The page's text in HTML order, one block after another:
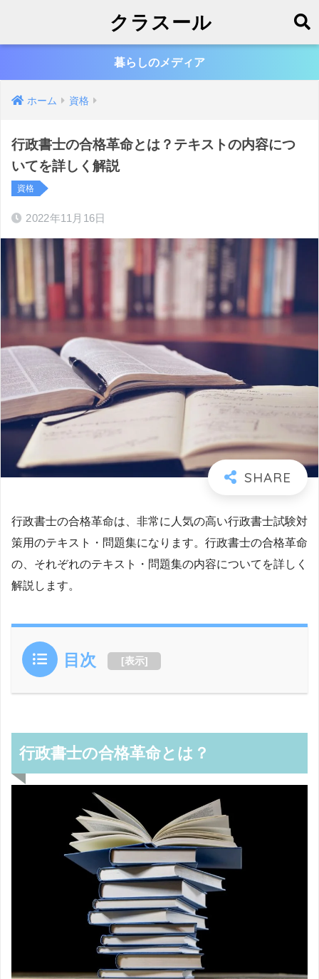
クラスール
暮らしのメディア
ホーム 資格
行政書士の合格革命とは？テキストの内容につ
いてを詳しく解説
資格
2022年11月16日
行政書士の合格革命は、非常に人気の高い行政書士試験対
策用のテキスト・問題集になります。行政書士の合格革命
の、それぞれのテキスト・問題集の内容についてを詳しく
解説します。
目次 [表示]
行政書士の合格革命とは？